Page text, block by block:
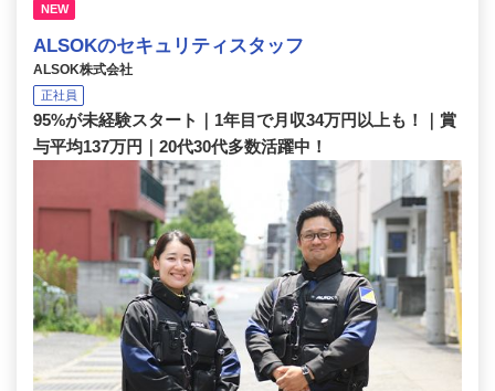
NEW
ALSOKのセキュリティスタッフ
ALSOK株式会社
正社員
95%が未経験スタート｜1年目で月収34万円以上も！｜賞
与平均137万円｜20代30代多数活躍中！